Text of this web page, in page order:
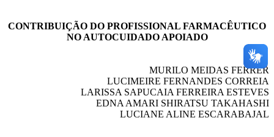
CONTRIBUIÇÃO DO PROFISSIONAL FARMACÊUTICO
NO AUTOCUIDADO APOIADO
MURILO MEIDAS FERRER
LUCIMEIRE FERNANDES CORREIA
LARISSA SAPUCAIA FERREIRA ESTEVES
EDNA AMARI SHIRATSU TAKAHASHI
LUCIANE ALINE ESCARABAJAL